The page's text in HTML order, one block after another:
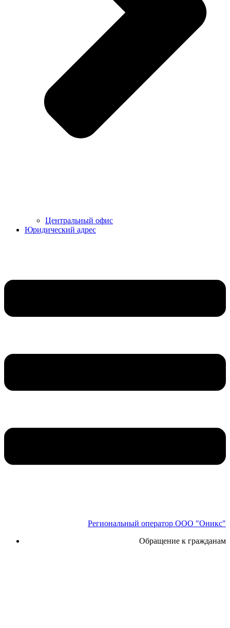
Центральный офис
Юридический адрес
Региональный оператор ООО "Оникс"
Обращение к гражданам